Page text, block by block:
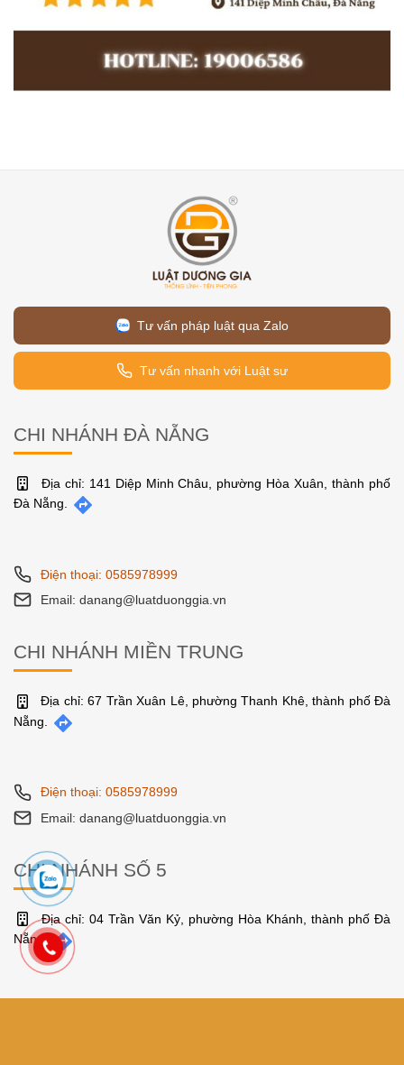
Tư vấn pháp luật qua Zalo
Tư vấn nhanh với Luật sư
CHI NHÁNH ĐÀ NẴNG
Địa chỉ: 141 Diệp Minh Châu, phường Hòa Xuân, thành phố
Đà Nẵng.
Điện thoại: 0585978999
Email: danang@luatduonggia.vn
CHI NHÁNH MIỀN TRUNG
Địa chỉ: 67 Trần Xuân Lê, phường Thanh Khê, thành phố Đà
Nẵng.
Điện thoại: 0585978999
Email: danang@luatduonggia.vn
CHI NHÁNH SỐ 5
Địa chỉ: 04 Trần Văn Kỷ, phường Hòa Khánh, thành phố Đà
Nẵng.